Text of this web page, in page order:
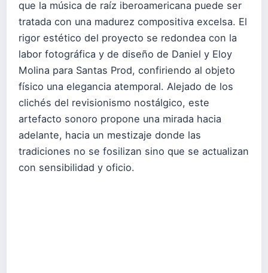
que la música de raíz iberoamericana puede ser
tratada con una madurez compositiva excelsa. El
rigor estético del proyecto se redondea con la
labor fotográfica y de diseño de Daniel y Eloy
Molina para Santas Prod, confiriendo al objeto
físico una elegancia atemporal. Alejado de los
clichés del revisionismo nostálgico, este
artefacto sonoro propone una mirada hacia
adelante, hacia un mestizaje donde las
tradiciones no se fosilizan sino que se actualizan
con sensibilidad y oficio.